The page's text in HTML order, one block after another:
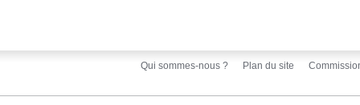
Qui sommes-nous ? Plan du site